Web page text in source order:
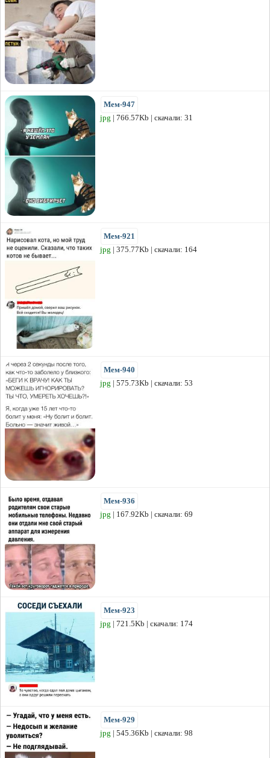
Мем-947
jpg | 766.57Kb | скачали: 31
Мем-921
jpg | 375.77Kb | скачали: 164
Мем-940
jpg | 575.73Kb | скачали: 53
Мем-936
jpg | 167.92Kb | скачали: 69
Мем-923
jpg | 721.5Kb | скачали: 174
Мем-929
jpg | 545.36Kb | скачали: 98